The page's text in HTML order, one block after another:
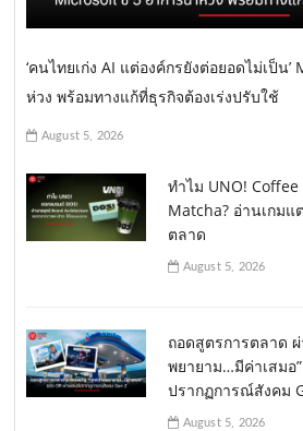
‘คนไทยเก่ง AI แต่องค์กรยังต่อยอดไม่เป็น
ห่วง พร้อมทางแก้ที่ธุรกิจต้องเร่งปรับใช้
August 5, 2026
ทำไม UNO! Coffee
Matcha? อ่านเกม
ตลาด
August 5, 2026
ถอดสูตรการตลาด
พยายาม…มีค่าเสมอ
ปรากฏการณ์สังคม
August 5, 2026